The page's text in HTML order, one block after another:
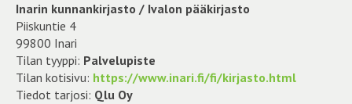
Inarin kunnankirjasto / Ivalon pääkirjasto
Piiskuntie 4
99800 Inari
Tilan tyyppi: Palvelupiste
Tilan kotisivu: https://www.inari.fi/fi/kirjasto.html
Tiedot tarjosi: Qlu Oy